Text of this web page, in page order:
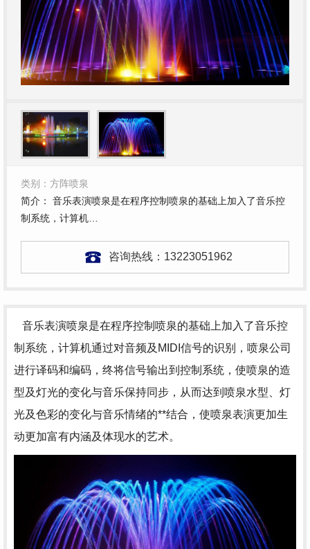
类别：方阵喷泉
简介： 音乐表演喷泉是在程序控制喷泉的基础上加入了音乐控
制系统，计算机…
咨询热线： 13223051962
音乐表演喷泉是在程序控制喷泉的基础上加入了音乐控
制系统，计算机通过对音频及MIDI信号的识别，喷泉公司
进行译码和编码，终将信号输出到控制系统，使喷泉的造
型及灯光的变化与音乐保持同步，从而达到喷泉水型、灯
光及色彩的变化与音乐情绪的**结合，使喷泉表演更加生
动更加富有内涵及体现水的艺术。